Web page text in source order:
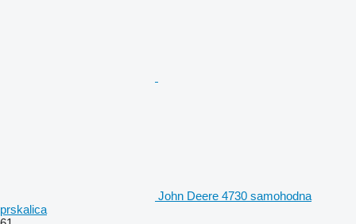
John Deere 4730 samohodna
prskalica